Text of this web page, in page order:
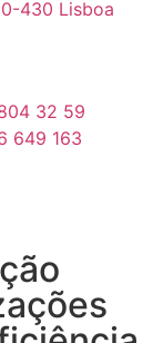
430 Lisboa
32 59
649 163